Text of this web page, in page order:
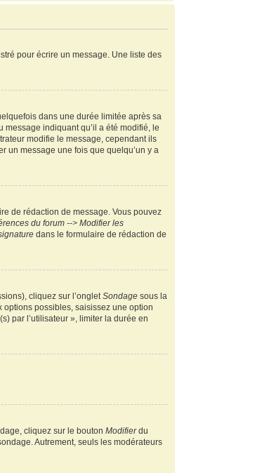
pour écrire un message. Une liste des
dans une durée limitée après sa
indiquant qu’il a été modifié, le
modifie le message, cependant ils
un message une fois que quelqu’un y a
de rédaction de message. Vous pouvez
du forum --> Modifier les
dans le formulaire de rédaction de
cliquez sur l’ongletSondage sous la
options possibles, saisissez une option
par l’utilisateur », limiter la durée en
cliquez sur le boutonModifierdu
Autrement, seuls les modérateurs